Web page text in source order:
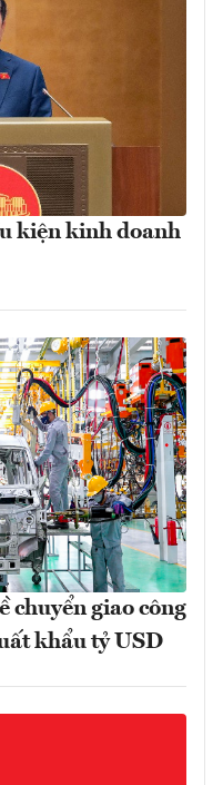
kiện kinh doanh
chuyển giao công
khẩu tỷ USD